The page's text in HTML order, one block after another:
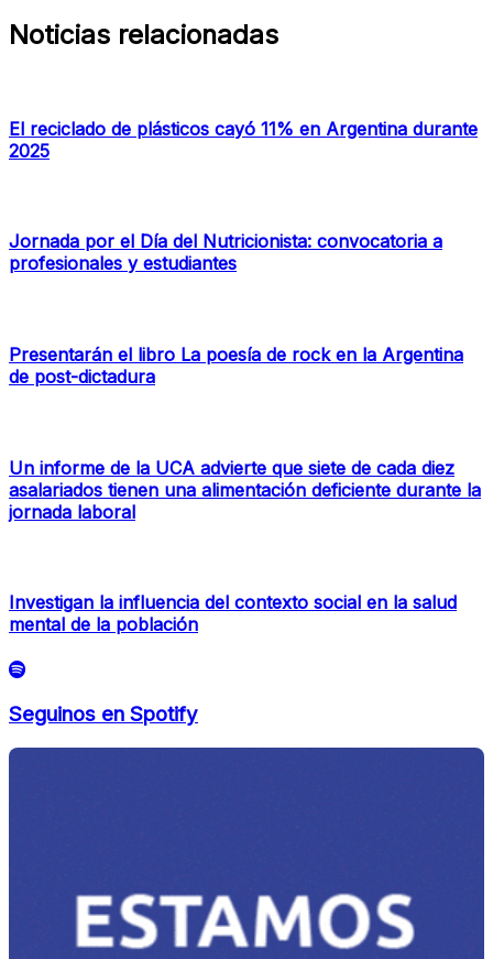
Noticias relacionadas
El reciclado de plásticos cayó 11% en Argentina durante
2025
Jornada por el Día del Nutricionista: convocatoria a
profesionales y estudiantes
Presentarán el libro La poesía de rock en la Argentina
de post-dictadura
Un informe de la UCA advierte que siete de cada diez
asalariados tienen una alimentación deficiente durante la
jornada laboral
Investigan la influencia del contexto social en la salud
mental de la población
Seguinos en Spotify